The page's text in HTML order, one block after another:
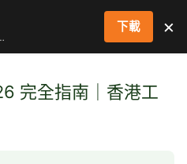
完全指南｜香港工
即時叫車配對服務
下載 ×